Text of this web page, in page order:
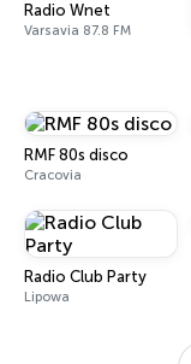
Radio Wnet
Varsavia 87.8 FM
RMF 80s disco
Cracovia
Radio Club Party
Lipowa